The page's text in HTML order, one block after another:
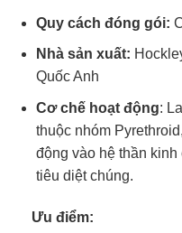
Quy cách đóng gói:
Nhà sản xuất:
Quốc Anh
Cơ chế hoạt động:
thuộc nhóm
động vào hệ thần
tiêu diệt chúng.
Ưu điểm: